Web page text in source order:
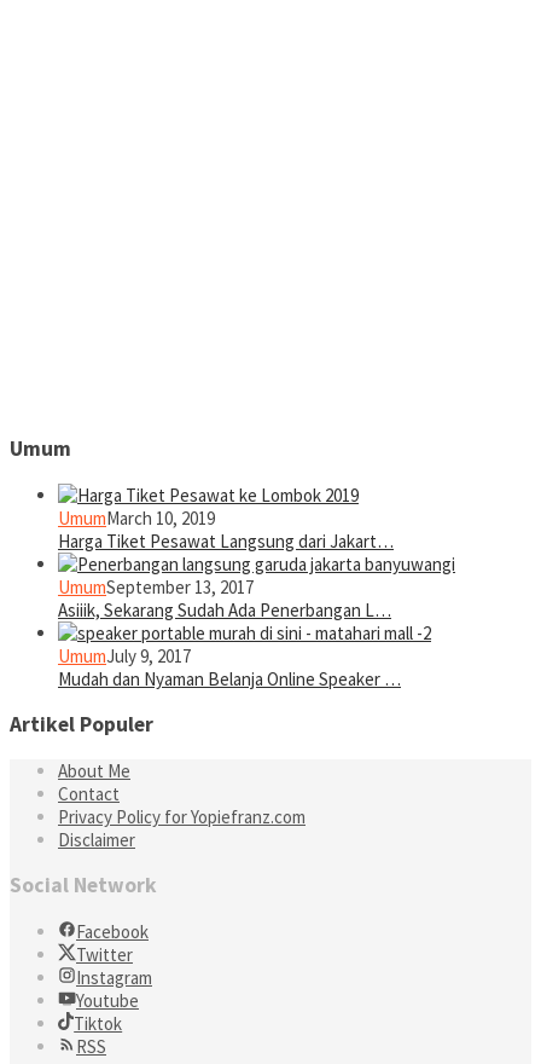
Umum
UmumMarch 10, 2019
Harga Tiket Pesawat Langsung dari Jakart…
UmumSeptember 13, 2017
Asiiik, Sekarang Sudah Ada Penerbangan L…
UmumJuly 9, 2017
Mudah dan Nyaman Belanja Online Speaker …
Artikel Populer
About Me
Contact
Privacy Policy for Yopiefranz.com
Disclaimer
Social Network
Facebook
Twitter
Instagram
Youtube
Tiktok
RSS